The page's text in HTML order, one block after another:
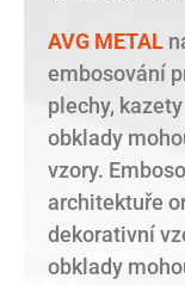
AVG METAL
embosování
​​plechy,
obklady
vzory.
architektuře
dekorativní
obklady